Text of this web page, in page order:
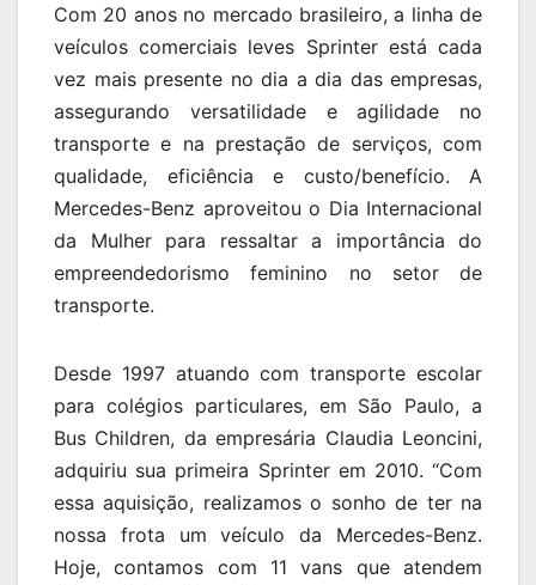
Com 20 anos no mercado brasileiro, a linha de
veículos comerciais leves Sprinter está cada
vez mais presente no dia a dia das empresas,
assegurando versatilidade e agilidade no
transporte e na prestação de serviços, com
qualidade, eficiência e custo/benefício. A
Mercedes-Benz aproveitou o Dia Internacional
da Mulher para ressaltar a importância do
empreendedorismo feminino no setor de
transporte.
Desde 1997 atuando com transporte escolar
para colégios particulares, em São Paulo, a
Bus Children, da empresária Claudia Leoncini,
adquiriu sua primeira Sprinter em 2010. “Com
essa aquisição, realizamos o sonho de ter na
nossa frota um veículo da Mercedes-Benz.
Hoje, contamos com 11 vans que atendem